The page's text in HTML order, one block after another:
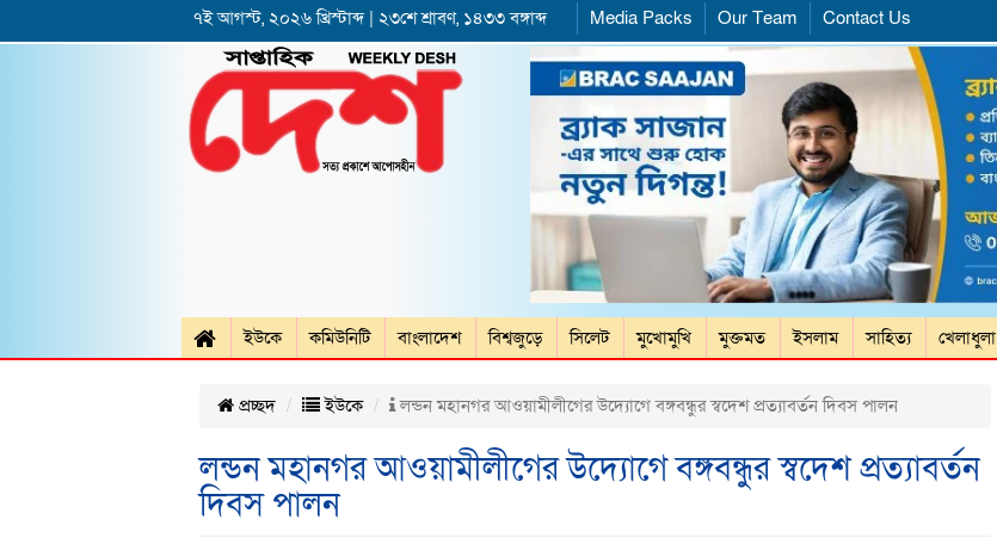
৭ই আগস্ট, ২০২৬ খ্রিস্টাব্দ | ২৩শে শ্রাবণ, ১৪৩৩ বঙ্গাব্দ Media Packs Our Team Contact Us
ইউকে কমিউনিটি বাংলাদেশ বিশ্বজুড়ে সিলেট মুখোমুখি মুক্তমত ইসলাম সাহিত্য খেলাধুলা
প্রচ্ছদ ইউকে লন্ডন মহানগর আওয়ামীলীগের উদ্যোগে বঙ্গবন্ধুর স্বদেশ প্রত্যাবর্তন দিবস পালন
লন্ডন মহানগর আওয়ামীলীগের উদ্যোগে বঙ্গবন্ধুর স্বদেশ প্রত্যাবর্তন
দিবস পালন